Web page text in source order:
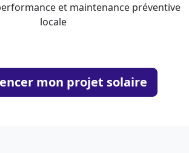
et maintenance préventive
locale
mon projet solaire